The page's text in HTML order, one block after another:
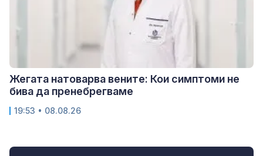
Жегата натоварва вените: Кои симптоми не
бива да пренебрегваме
19:53 • 08.08.26